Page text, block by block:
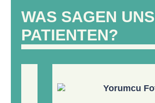
WAS SAGEN
PATIENTEN?